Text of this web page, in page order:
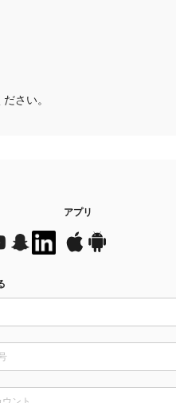
さい。
アプリ